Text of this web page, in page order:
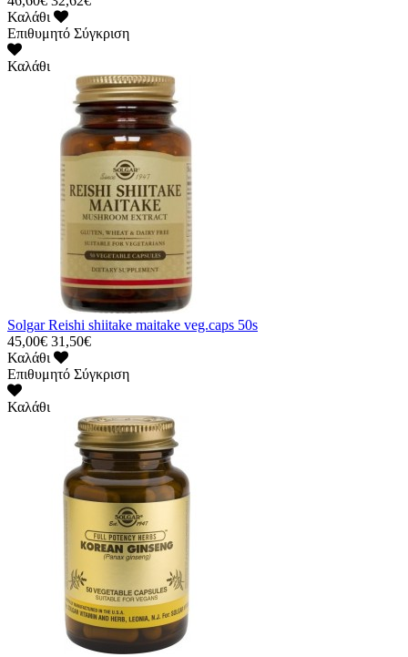
Καλάθι
Επιθυμητό Σύγκριση
Καλάθι
Solgar Reishi shiitake maitake veg.caps 50s
45,00€ 31,50€
Καλάθι
Επιθυμητό Σύγκριση
Καλάθι